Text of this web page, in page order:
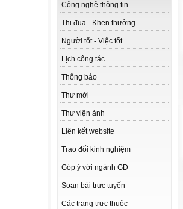
Công nghệ thông tin
Thi đua - Khen thưởng
Người tốt - Việc tốt
Lịch công tác
Thông báo
Thư mời
Thư viện ảnh
Liên kết website
Trao đổi kinh nghiệm
Góp ý với ngành GD
Soạn bài trực tuyến
Các trang trực thuộc